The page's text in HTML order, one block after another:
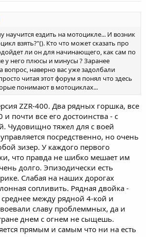
научится ездить на мотоцикле... И возник
взять?"(). Кто что может сказать про
ли он для начинающего, как сам по
у него плюсы и минусы ? Заранее
вопрос, наверно вас уже задолбали
читая этот форум я понял что здесь
понимают в мотоциклах...
ZZR-400. Два рядных горшка, все
и почти все его достоинства - с
Чудовищно тяжел для с воей
посредственно, но очень
зизер. У каждого первого
что правда не шибко мешает им
долго. Эпизодически есть
Слабая на наших дорогах
сопливить. Рядная двойка -
между рядной 4-кой и
славу проблеммных, да и
днем с огнем не сыщешь.
прямым и самым что ни на есть